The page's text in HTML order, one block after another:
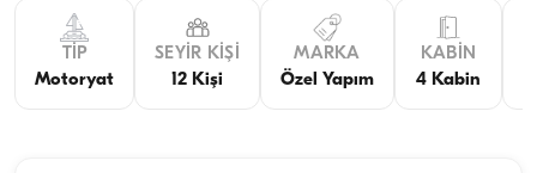
TIP
Motoryat
SEYIR KIŞI
12 Kişi
MARKA
Özel Yapım
KABIN
4 Kabin